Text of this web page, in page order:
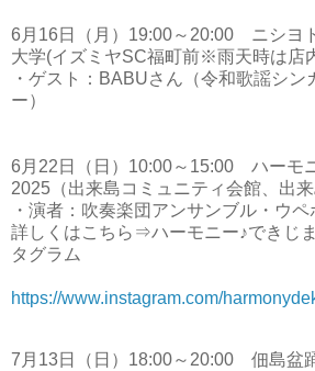
6月16日（月）19:00～20:00 ニシヨ
大学(イズミヤSC福町前※雨天時は店
・ゲスト：BABUさん（令和歌謡シン
ー）
6月22日（日）10:00～15:00 ハーモ
2025（出来島コミュニティ会館、出来
・演者：吹奏楽団アンサンブル・ウペ
詳しくはこちら⇒ハーモニー♪できじ
タグラム
https://www.instagram.com/
7月13日（日）18:00～20:00 佃島盆